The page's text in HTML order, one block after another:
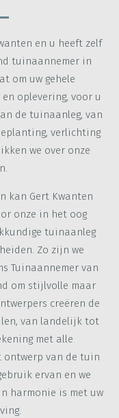
en u heeft zelf
tuinaannemer in
om uw gehele
oplevering, voor u
de tuinaanleg, van
verlichting
we over onze
kan Gert Kwanten
onze in het oog
tuinaanleg
Zo zijn we
Tuinaannemer van
om stijlvolle maar
creëren de
van landelijk tot
met alle
ontwerp van de tuin
ervan en we
harmonie is met uw